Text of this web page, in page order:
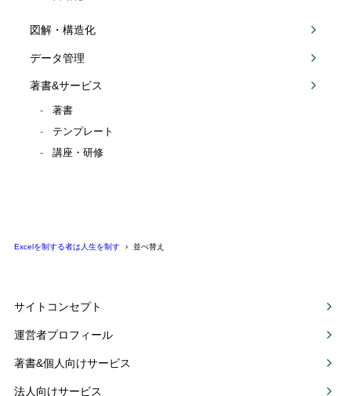
図解・構造化
データ管理
著書&サービス
著書
テンプレート
講座・研修
Excelを制する者は人生を制す 並べ替え
サイトコンセプト
運営者プロフィール
著書&個人向けサービス
法人向けサービス